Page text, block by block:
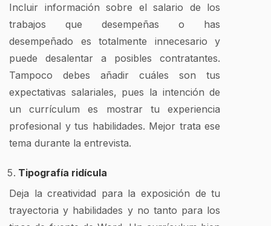
Incluir información sobre el salario de los
trabajos que desempeñas o has
desempeñado es totalmente innecesario y
puede desalentar a posibles contratantes.
Tampoco debes añadir cuáles son tus
expectativas salariales, pues la intención de
un currículum es mostrar tu experiencia
profesional y tus habilidades. Mejor trata ese
tema durante la entrevista.
Tipografía ridícula
Deja la creatividad para la exposición de tu
trayectoria y habilidades y no tanto para los